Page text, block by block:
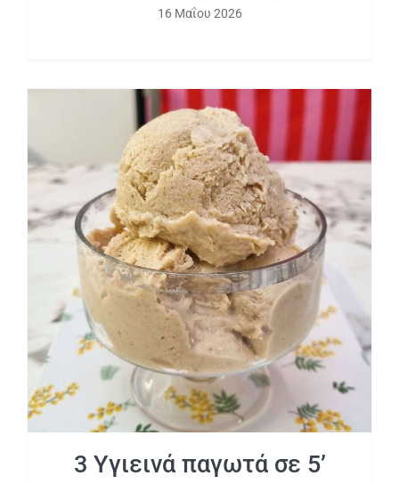
16 Μαΐου 2026
3 Υγιεινά παγωτά σε 5’
3 Υγιεινά παγωτά σε 5’